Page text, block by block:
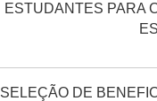
ESTUDANTES PARA
SELEÇÃO DE